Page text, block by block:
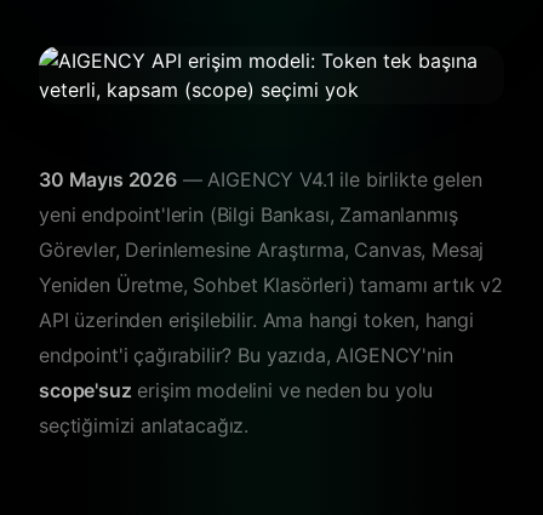
30 Mayıs 2026— AIGENCY V4.1 ile birlikte gelen
yeni endpoint'lerin (Bilgi Bankası, Zamanlanmış
Görevler, Derinlemesine Araştırma, Canvas, Mesaj
Yeniden Üretme, Sohbet Klasörleri) tamamı artık v2
API üzerinden erişilebilir. Ama hangi token, hangi
endpoint'i çağırabilir? Bu yazıda, AIGENCY'nin
scope'suz erişim modelini ve neden bu yolu
seçtiğimizi anlatacağız.